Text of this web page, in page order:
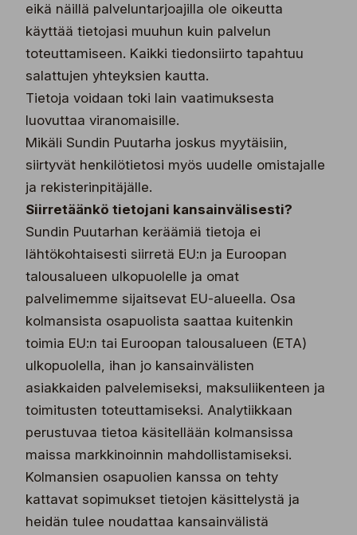
eikä näillä palveluntarjoajilla ole oikeutta
käyttää tietojasi muuhun kuin palvelun
toteuttamiseen. Kaikki tiedonsiirto tapahtuu
salattujen yhteyksien kautta.
Tietoja voidaan toki lain vaatimuksesta
luovuttaa viranomaisille.
Mikäli Sundin Puutarha joskus myytäisiin,
siirtyvät henkilötietosi myös uudelle omistajalle
ja rekisterinpitäjälle.
Siirretäänkö tietojani kansainvälisesti?
Sundin Puutarhan keräämiä tietoja ei
lähtökohtaisesti siirretä EU:n ja Euroopan
talousalueen ulkopuolelle ja omat
palvelimemme sijaitsevat EU-alueella. Osa
kolmansista osapuolista saattaa kuitenkin
toimia EU:n tai Euroopan talousalueen (ETA)
ulkopuolella, ihan jo kansainvälisten
asiakkaiden palvelemiseksi, maksuliikenteen ja
toimitusten toteuttamiseksi. Analytiikkaan
perustuvaa tietoa käsitellään kolmansissa
maissa markkinoinnin mahdollistamiseksi.
Kolmansien osapuolien kanssa on tehty
kattavat sopimukset tietojen käsittelystä ja
heidän tulee noudattaa kansainvälistä